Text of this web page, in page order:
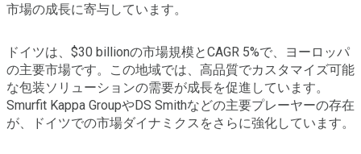
市場の成長に寄与しています。
ドイツは、$30 billionの市場規模とCAGR 5%で、ヨーロッパ
の主要市場です。この地域では、高品質でカスタマイズ可能
な包装ソリューションの需要が成長を促進しています。
Smurfit Kappa GroupやDS Smithなどの主要プレーヤーの存在
が、ドイツでの市場ダイナミクスをさらに強化しています。